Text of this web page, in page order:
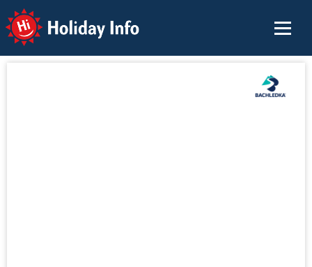
Holiday Info